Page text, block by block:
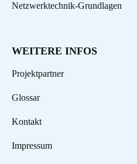
Netzwerktechnik-Grundlagen
WEITERE INFOS
Projektpartner
Glossar
Kontakt
Impressum